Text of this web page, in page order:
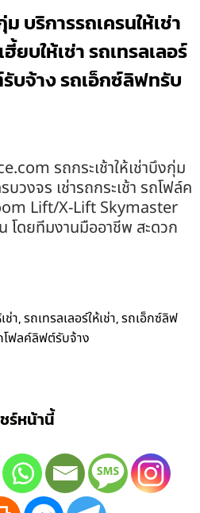
ม บริการรถเครนให้เช่า
ฮี้ยบให้เช่า รถเทรลเลอร์
บจ้าง รถเอ็กซ์ลิฟทรับ
รถกระเช้าให้เช่าบึงกุ่ม
บวงจร เช่ารถกระเช้า รถโฟล์ค
Lift/X-Lift Skymaster
โดยทีมงานมืออาชีพ สะดวก
ช่า,รถเทรลเลอร์ให้เช่า,รถเอ็กซ์ลิฟ
โฟลค์ลิฟต์รับจ้าง
ร์หน้านี้